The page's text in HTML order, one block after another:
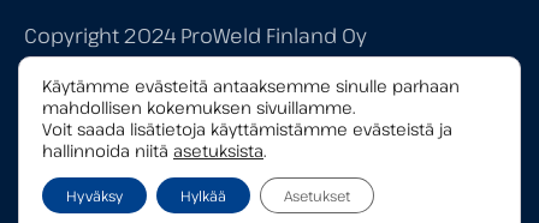
Copyright 2024 ProWeld Finland Oy
Tietosuojaseloste
Yleiset myyntiehdot
Käytämme evästeitä antaaksemme sinulle parhaan
mahdollisen kokemuksen sivuillamme.
Voit saada lisätietoja käyttämistämme evästeistä ja
hallinnoida niitä asetuksista.
Hyväksy Hylkää Asetukset